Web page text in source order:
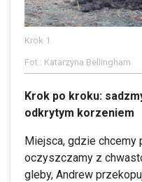
Krok 1.
Fot.: Katarzyna Bellingham
Krok po kroku:
odkrytym korzeniem
Miejsca, gdzie chcemy
oczyszczamy z
gleby, Andrew